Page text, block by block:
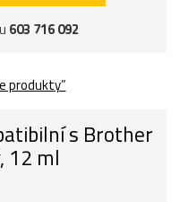
603 716 092
produkty”
s Brother
12 ml